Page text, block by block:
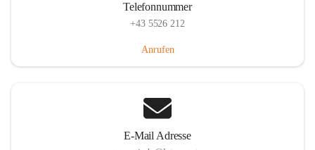
Telefonnummer
+43 5526 212
Anrufen
E-Mail Adresse